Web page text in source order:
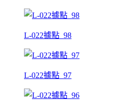
L-022據點_98
L-022據點_97